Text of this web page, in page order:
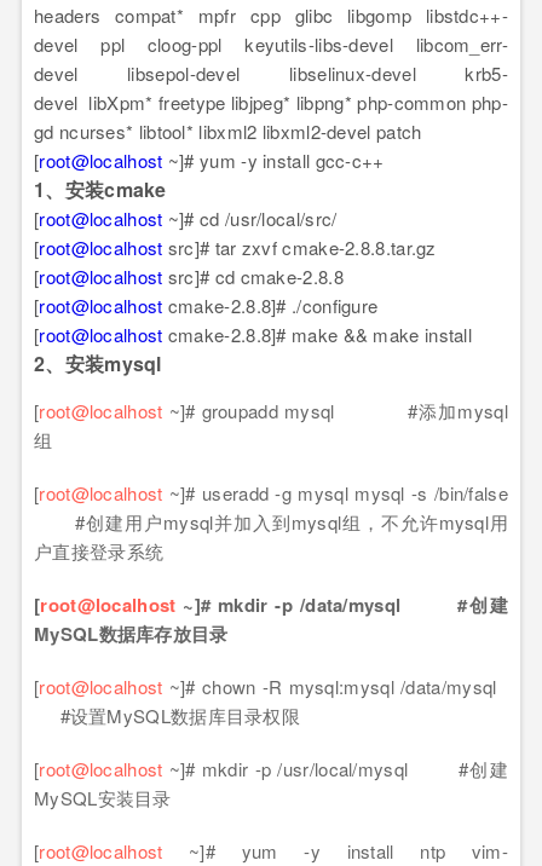
headers compat* mpfr cpp glibc libgomp libstdc++-
devel ppl cloog-ppl keyutils-libs-devel libcom_err-
devel libsepol-devel libselinux-devel krb5-
devel libXpm* freetype libjpeg* libpng* php-common php-
gd ncurses* libtool* libxml2 libxml2-devel patch
[root@localhost ~]# yum -y install gcc-c++
1、安装cmake
[root@localhost ~]# cd /usr/local/src/
[root@localhost src]# tar zxvf cmake-2.8.8.tar.gz
[root@localhost src]# cd cmake-2.8.8
[root@localhost cmake-2.8.8]# ./configure
[root@localhost cmake-2.8.8]# make && make install
2、安装mysql
[root@localhost ~]# groupadd mysql #添加mysql
组
[root@localhost ~]# useradd -g mysql mysql -s /bin/false
#创建用户mysql并加入到mysql组，不允许mysql用
户直接登录系统
[root@localhost ~]# mkdir -p /data/mysql #创建
MySQL数据库存放目录
[root@localhost ~]# chown -R mysql:mysql /data/mysql
#设置MySQL数据库目录权限
[root@localhost ~]# mkdir -p /usr/local/mysql #创建
MySQL安装目录
[root@localhost ~]# yum -y install ntp vim-